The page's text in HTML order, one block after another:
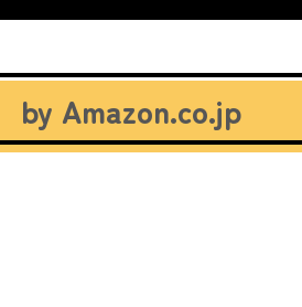
by Amazon.co.jp